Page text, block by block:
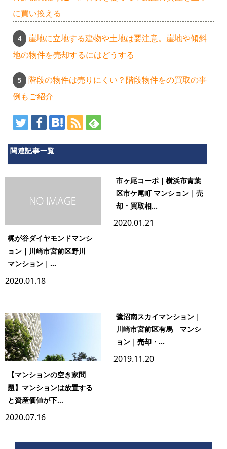
に買い換える
崖地に立地する建物や土地は要注意。崖地や傾斜
地の物件を売却するにはどうする
階段の物件は売りにくい？階段物件をの買取の事
例もご紹介
関連記事一覧
梶が谷ダイヤモンドマンシ
ョン｜川崎市宮前区野川
マンション｜...
2020.01.18
市ヶ尾コーポ｜横浜市青葉
区市ケ尾町 マンション｜売
却・買取相...
2020.01.21
【マンションの空き家問
題】マンションは放置する
と資産価値が下...
2020.07.16
鷺沼南スカイマンション｜
川崎市宮前区有馬 マンシ
ョン｜売却・...
2019.11.20